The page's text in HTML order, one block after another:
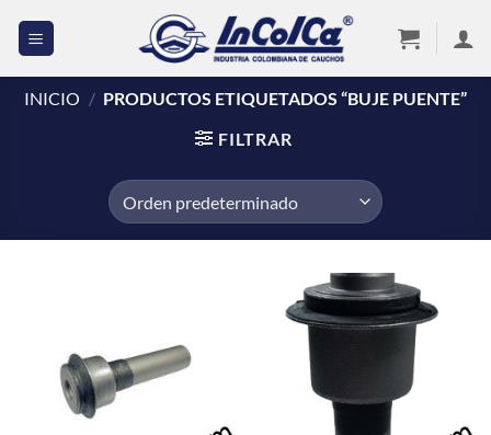
INICIO / PRODUCTOS ETIQUETADOS “BUJE PUENTE”
FILTRAR